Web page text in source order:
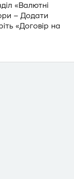
«Валютні
– Додати
«Договір на